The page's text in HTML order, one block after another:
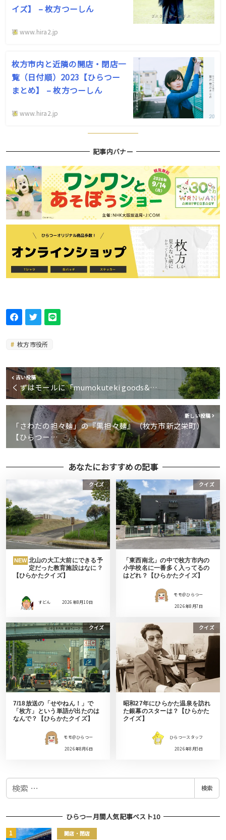
イズ】 – 枚方つーしん
www.hira2.jp
枚方市内と近隣の開店・閉店一
覧（日付順）2023【ひらつー
まとめ】 – 枚方つーしん
www.hira2.jp
記事内バナー
枚方市役所
古い投稿
くずはモールに「mumokuteki goods&…
新しい投稿
「さわだの担々麺」の『黒担々麺』（枚方市新之栄町）
【ひらつー…
あなたにおすすめの記事
クイズ
NEW 北山の大工大前にできる予
定だった教育施設はなに？
【ひらかたクイズ】
すどん 2026年8月10日
クイズ
「東西南北」の中で枚方市内の
小学校名に一番多く入ってるの
はどれ？【ひらかたクイズ】
モモ＠ひらつー
2026年8月7日
クイズ
7/18放送の「せやねん！」で
「枚方」という単語が出たのは
なんで？【ひらかたクイズ】
モモ＠ひらつー
2026年8月6日
クイズ
昭和27年にひらかた温泉を訪れ
た銀幕のスターは？【ひらかた
クイズ】
ひらつースタッフ
2026年8月5日
検
検索
ひらつー月間人気記事ベスト10
開店・閉店